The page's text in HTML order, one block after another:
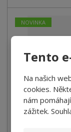
Tento
Na našich
cookies.
nám
zážitek.
NOVINKA